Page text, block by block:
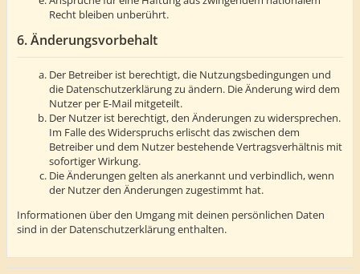
Recht bleiben unberührt.
6. Änderungsvorbehalt
Der Betreiber ist berechtigt, die Nutzungsbedingungen und
die Datenschutzerklärung zu ändern. Die Änderung wird dem
Nutzer per E-Mail mitgeteilt.
Der Nutzer ist berechtigt, den Änderungen zu widersprechen.
Im Falle des Widerspruchs erlischt das zwischen dem
Betreiber und dem Nutzer bestehende Vertragsverhältnis mit
sofortiger Wirkung.
Die Änderungen gelten als anerkannt und verbindlich, wenn
der Nutzer den Änderungen zugestimmt hat.
Informationen über den Umgang mit deinen persönlichen Daten
sind in der Datenschutzerklärung enthalten.